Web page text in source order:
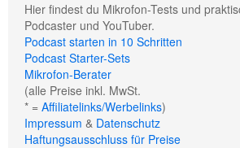
Hier findest du Mikrofon-Tests und
Podcaster und YouTuber.
Podcast starten in 10 Schritten
Podcast Starter-Sets
Mikrofon-Berater
(alle Preise inkl. MwSt.
* = Affiliatelinks/Werbelinks)
Impressum & Datenschutz
Haftungsausschluss für Preise